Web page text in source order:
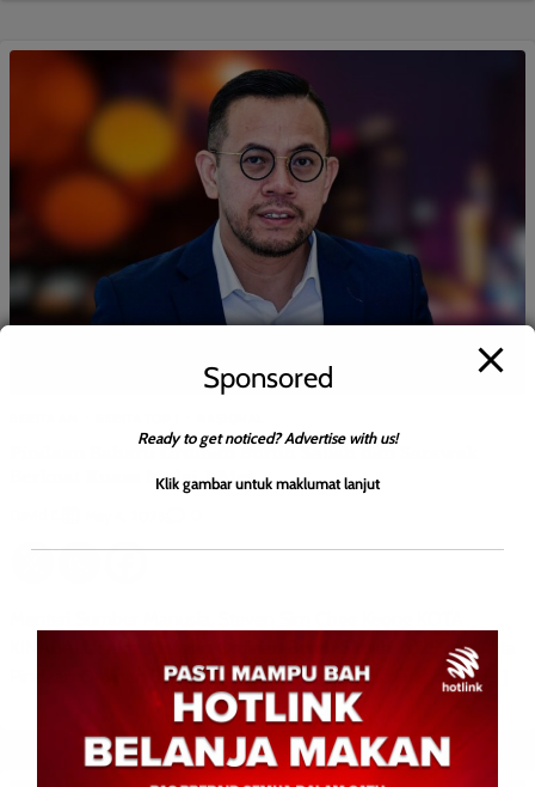
Pindaan Baharu Ordinan Buruh Sabah dan Sarawak
Berkuat Kuasa Mulai 1 Mei
KINABALU: Akta Pindaan Ordinan Buruh Sabah 2025 dan Akta
Pindaan Ordinan Buruh Sarawak 2025 mula berkuat kuasa […]
Sponsored
Ready to get noticed? Advertise with us!
Klik gambar untuk maklumat lanjut